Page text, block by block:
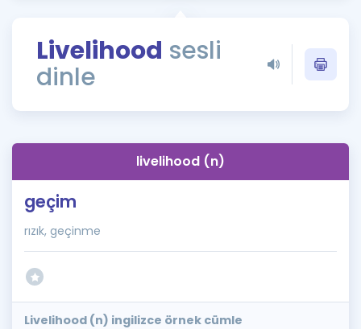
Rehberlik Aracı
ÖSYM Sınav Takvimi
İngilizce Gramer
Livelihood sesli
dinle
livelihood (n)
geçim
rızık, geçinme
Livelihood (n) ingilizce örnek cümle